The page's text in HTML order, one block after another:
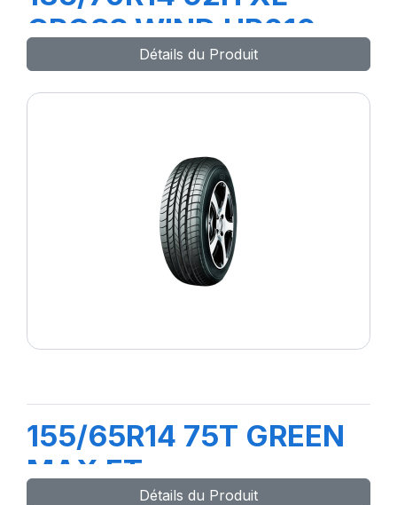
CROSS WIND HP010
Détails du Produit
155/65R14 75T GREEN
MAX ET
Détails du Produit